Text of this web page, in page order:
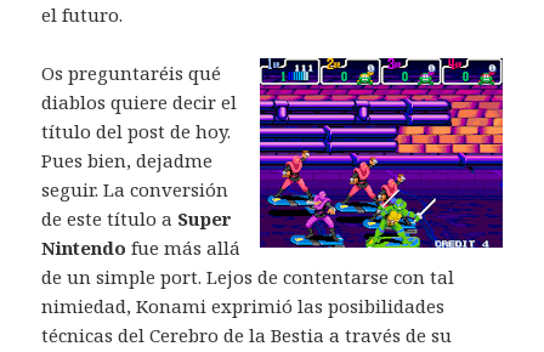
el futuro.
Os preguntaréis qué
diablos quiere decir el
título del post de hoy.
Pues bien, dejadme
seguir. La conversión
de este título a Super
Nintendo fue más allá
de un simple port. Lejos de contentarse con tal
nimiedad, Konami exprimió las posibilidades
técnicas del Cerebro de la Bestia a través de su